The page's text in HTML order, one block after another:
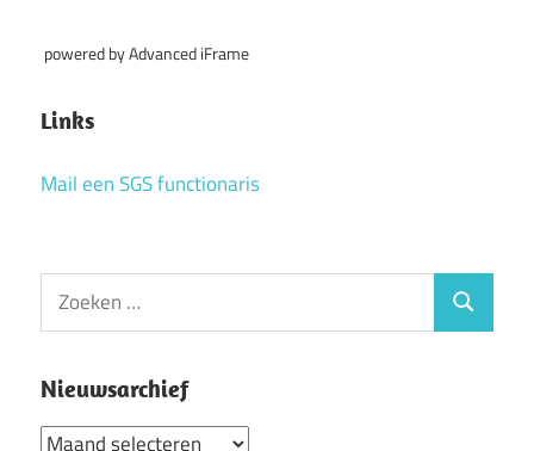
powered by Advanced iFrame
Links
Mail een SGS functionaris
Zoeken
naar:
Zoeken
Nieuwsarchief
Nieuwsarchief